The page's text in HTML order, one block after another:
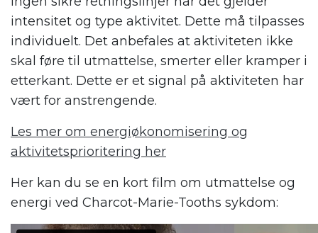
intensitet og type aktivitet. Dette må tilpasses
individuelt. Det anbefales at aktiviteten ikke
skal føre til utmattelse, smerter eller kramper i
etterkant. Dette er et signal på aktiviteten har
vært for anstrengende.
Les mer om energiøkonomisering og
aktivitetsprioritering her
Her kan du se en kort film om utmattelse og
energi ved Charcot-Marie-Tooths sykdom: